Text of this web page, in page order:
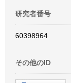
研究者番号
60398964
その他のID